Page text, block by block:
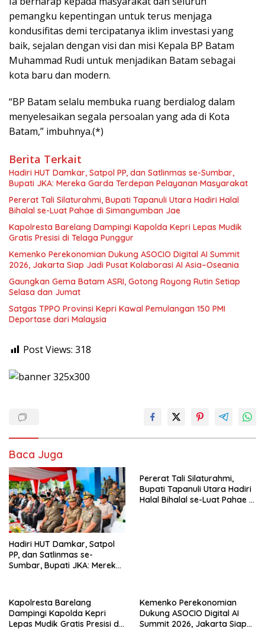
pemangku kepentingan untuk terus menjaga
kondusifitas demi tercipatanya iklim investasi yang
baik, sejalan dengan visi dan misi Kepala BP Batam
Muhammad Rudi untuk menjadikan Batam sebagai
kota baru dan modern.
“BP Batam selalu membuka ruang berdialog dalam
menyelesaikan segala persoalan yang ada di Kota
Batam,” imbuhnya.(*)
Berita Terkait
Hadiri HUT Damkar, Satpol PP, dan Satlinmas se-Sumbar,
Bupati JKA: Mereka Garda Terdepan Pelayanan Masyarakat
Pererat Tali Silaturahmi, Bupati Tapanuli Utara Hadiri Halal
Bihalal se-Luat Pahae di Simangumban Jae
Kapolresta Barelang Dampingi Kapolda Kepri Lepas Mudik
Gratis Presisi di Telaga Punggur
Kemenko Perekonomian Dukung ASOCIO Digital AI Summit
2026, Jakarta Siap Jadi Pusat Kolaborasi AI Asia–Oseania
Gaungkan Gema Batam ASRI, Gotong Royong Rutin Setiap
Selasa dan Jumat
Satgas TPPO Provinsi Kepri Kawal Pemulangan 150 PMI
Deportase dari Malaysia
Post Views: 318
Baca Juga
Hadiri HUT Damkar, Satpol
PP, dan Satlinmas se-
Sumbar, Bupati JKA: Mereka
Pererat Tali Silaturahmi,
Bupati Tapanuli Utara Hadiri
Halal Bihalal se-Luat Pahae di
Kapolresta Barelang
Dampingi Kapolda Kepri
Lepas Mudik Gratis Presisi di
Kemenko Perekonomian
Dukung ASOCIO Digital AI
Summit 2026, Jakarta Siap